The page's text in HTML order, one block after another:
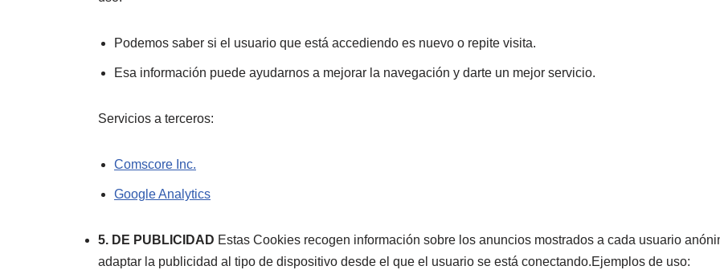
Podemos saber si el usuario que está accediendo es nuevo o repite visita.
Esa información puede ayudarnos a mejorar la navegación y darte un mejor servicio.
Servicios a terceros:
Comscore Inc.
Google Analytics
5. DE PUBLICIDAD Estas Cookies recogen información sobre los anuncios mostrados a cada usuario
adaptar la publicidad al tipo de dispositivo desde el que el usuario se está conectando.Ejemplos de uso: